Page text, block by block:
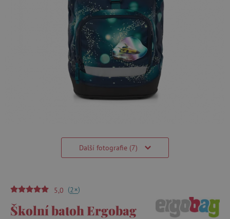
Další fotografie (7)
5,0 (2+)
Školní batoh Ergobag